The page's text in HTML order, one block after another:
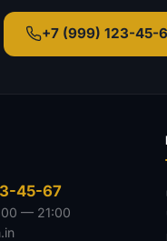
+7 (999) 123-45-
45-67
— 21:00